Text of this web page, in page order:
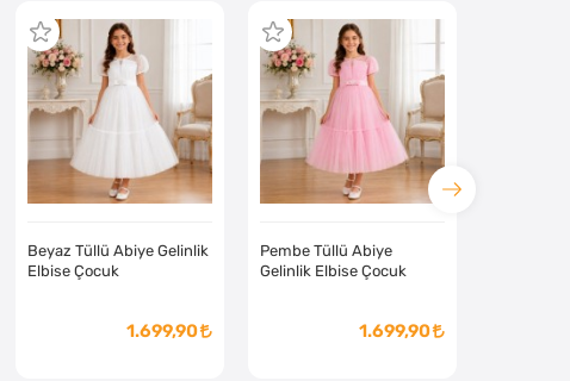
Beyaz Tüllü Abiye Gelinlik
Elbise Çocuk
1.699,90
Pembe Tüllü Abiye
Gelinlik Elbise Çocuk
1.699,90